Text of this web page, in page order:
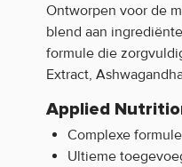
Ontworpen voor de
blend aan
formule die
Extract,
Applied
Complexe formule
Ultieme